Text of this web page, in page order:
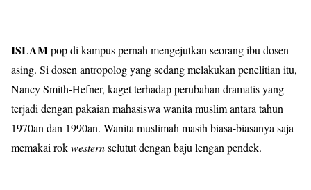
ISLAMpop di kampus pernah mengejutkan seorang ibu dosen
asing. Si dosen antropolog yang sedang melakukan penelitian itu,
Nancy Smith-Hefner, kaget terhadap perubahan dramatis yang
terjadi dengan pakaian mahasiswa wanita muslim antara tahun
1970an dan 1990an. Wanita muslimah masih biasa-biasanya saja
memakai rokwesternselutut dengan baju lengan pendek.